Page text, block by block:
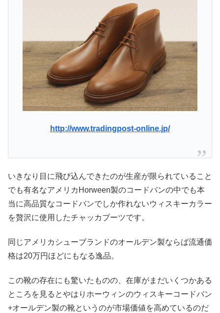
http://www.tradingpost-online.jp/
いきなり目に飛び込んできたのが生産が限られていること
でも有名なアメリカHorween製のコードバンの中でも本
当に高品質なコードバンでしか作れないウィスキーカラー
を贅沢に使用したチャッカブーツです。
同じアメリカシューブランドのオールデン製ならば流通価
格は20万円ほどにもなる逸品。
この靴の存在にも驚いたものの、在庫がまだいくつかある
ところを見るとやはりホーウィンのウィスキーコードバン
+オールデン製の靴というのが市場価値を高めているのだ